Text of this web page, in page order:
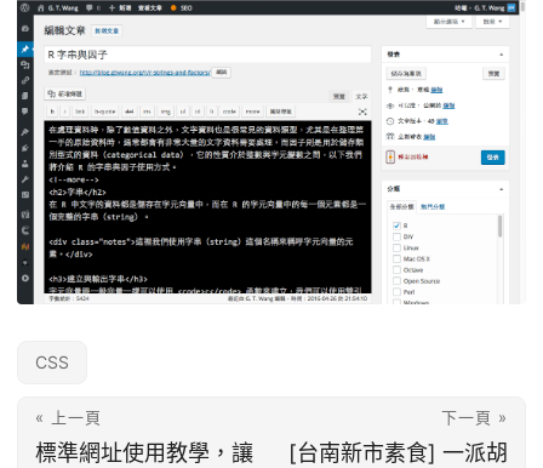
CSS
« 上一頁
標準網址使用教學，讓
下一頁 »
[台南新市素食] 一派胡